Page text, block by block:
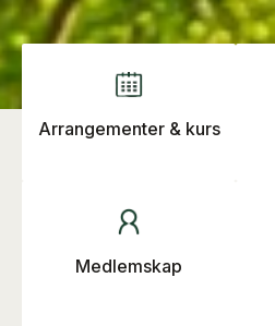
Arrangementer & kurs
Medlemskap